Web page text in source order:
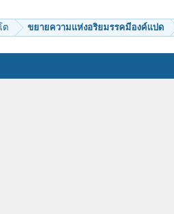
ต ขยายความแห่งอริยมรรคมีองค์แปด